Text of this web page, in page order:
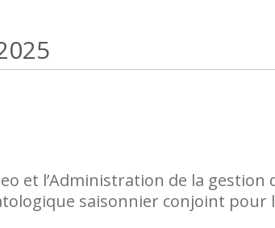
et l’Administration de la gestion
saisonnier conjoint pour